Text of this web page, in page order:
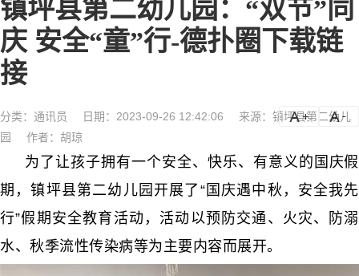
镇坪县第二幼儿园：“双节”同
庆 安全“童”行-德扑圈下载链
接
分类： 通讯员 日期：2023-09-26 12:42:06
来源：镇坪县第二幼儿
园
作者：胡琼
a a-
为了让孩子拥有一个安全、快乐、有意义的国庆假
期，镇坪县第二幼儿园开展了“国庆遇中秋，安全我先
行”假期安全教育活动，活动以预防交通、火灾、防溺
水、秋季流性传染病等为主要内容而展开。